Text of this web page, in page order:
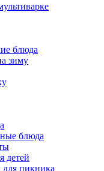
блюда
зиму
блюда
детей
пикника